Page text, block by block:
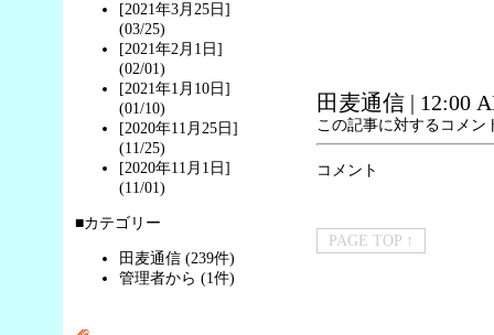
[2021年3月25日]
(03/25)
[2021年2月1日]
(02/01)
[2021年1月10日]
(01/10)
[2020年11月25日]
(11/25)
[2020年11月1日]
(11/01)
■カテゴリー
田麦通信 (239件)
管理者から (1件)
田麦通信| 12:00
この記事に対するコメン
コメント
PAGE TOP ↑